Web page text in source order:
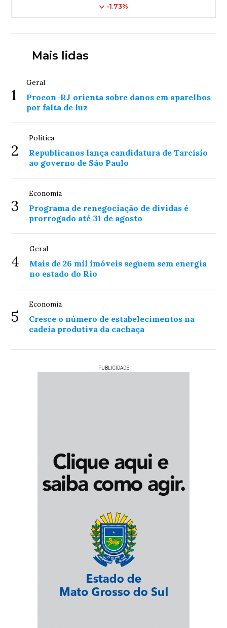
-1.73%
Mais lidas
1
Geral
Procon-RJ orienta sobre danos em aparelhos
por falta de luz
2
Política
Republicanos lança candidatura de Tarcísio
ao governo de São Paulo
3
Economia
Programa de renegociação de dívidas é
prorrogado até 31 de agosto
4
Geral
Mais de 26 mil imóveis seguem sem energia
no estado do Rio
5
Economia
Cresce o número de estabelecimentos na
cadeia produtiva da cachaça
PUBLICIDADE